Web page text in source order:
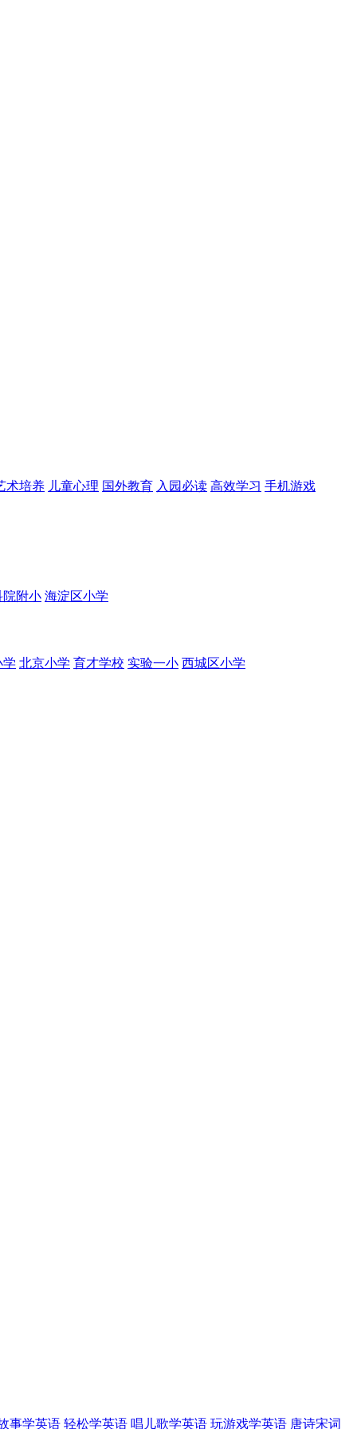
术培养 儿童心理 国外教育 入园必读 高效学习 手机游戏
院附小 海淀区小学
学 北京小学 育才学校 实验一小 西城区小学
事学英语 轻松学英语 唱儿歌学英语 玩游戏学英语 唐诗宋词